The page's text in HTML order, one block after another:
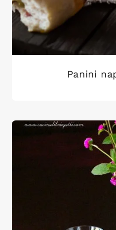
Panini